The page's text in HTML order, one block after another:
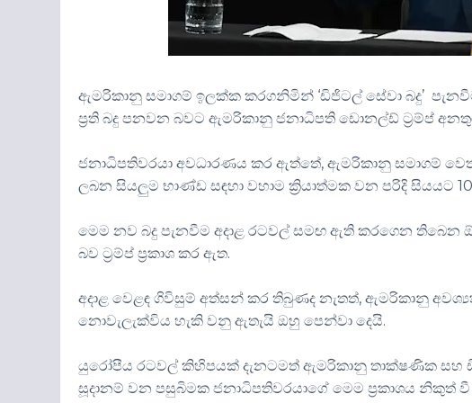
ඇමරිකානු සමාගම් ඉලක්ක කරගනිමින් ‘ඩිජිටල් සේවා බදු’
ප්‍රති බදු පනවන බවට ඇමරිකානු ජනාධිපති ඩොනල්ඩ් ට්‍රම්ප්
ජනාධිපතිවරයා අවධාරණය කර ඇත්තේ, ඇමරිකානු සමාගම්
ලබන සියලුම භාණ්ඩ සඳහා වහාම ක්‍රියාත්මක වන පරිදි සියයට
මෙම නව බදු පැනවීම අදාළ රටවල් සමඟ ඇති කරගෙන තිබෙන
බව ට්‍රම්ප් ප්‍රකාශ කර ඇත.
අදාළ වෙළඳ ගිවිසුම් අත්සන් කර තිබුණද නැතත්, ඇමරිකානු
නොවැලැක්විය හැකි වනු ඇතැයි ඔහු පෙන්වා දෙයි.
යුරෝපීය රටවල් කිහිපයක් දැනටමත් ඇමරිකානු තාක්ෂණික සහ
සූදානම් වන පසුබිමක ජනාධිපතිවරයාගේ මෙම ප්‍රකාශය නිකුත් වී